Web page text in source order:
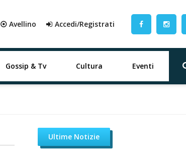
⦿ Avellino Accedi/Registrati
Gossip & Tv Cultura Eventi
Ultime Notizie